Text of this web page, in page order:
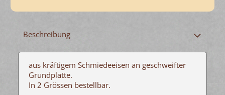
Beschreibung
aus kräftigem Schmiedeeisen an geschweifter
Grundplatte.
In 2 Grössen bestellbar.